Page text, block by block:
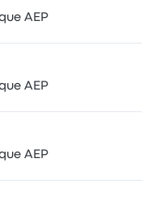
AEP
AEP
AEP